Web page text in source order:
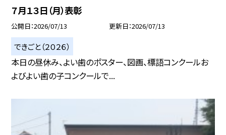
７月１３日（月）表彰
公開日 2026/07/13 更新日 2026/07/13
できごと（２０２６）
本日の昼休み、よい歯のポスター、図画、標語コンクールお
よびよい歯の子コンクールで...